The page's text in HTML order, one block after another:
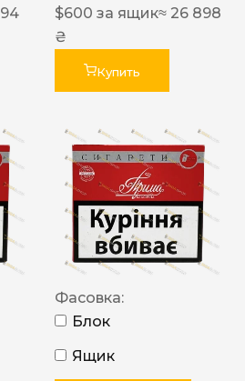
$600 за ящик≈ 26 898
₴
Купить
Фасовка:
Блок
Ящик